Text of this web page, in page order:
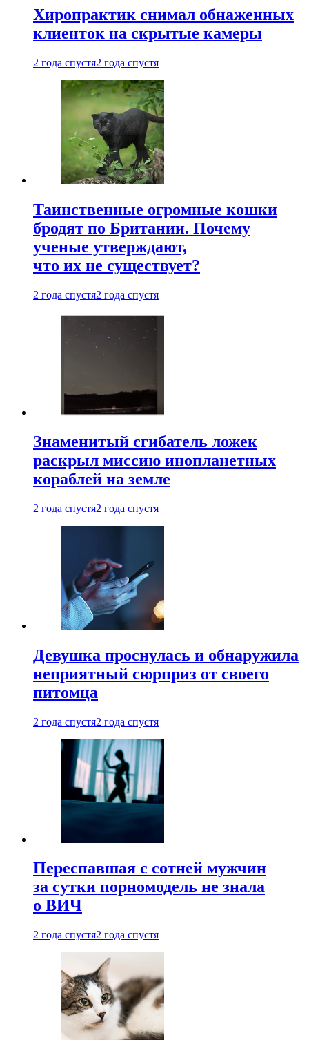
Хиропрактик снимал обнаженных
клиенток на скрытые камеры
2 года спустя2 года спустя
Таинственные огромные кошки
бродят по Британии. Почему
ученые утверждают,
что их не существует?
2 года спустя2 года спустя
Знаменитый сгибатель ложек
раскрыл миссию инопланетных
кораблей на земле
2 года спустя2 года спустя
Девушка проснулась и обнаружила
неприятный сюрприз от своего
питомца
2 года спустя2 года спустя
Переспавшая с сотней мужчин
за сутки порномодель не знала
о ВИЧ
2 года спустя2 года спустя